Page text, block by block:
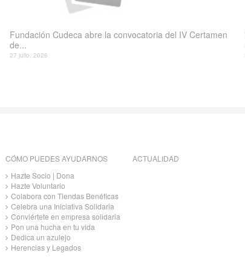
Fundación Cudeca abre la convocatoria del IV Certamen
de...
27 julio, 2026
CÓMO PUEDES AYUDARNOS
Hazte Socio | Dona
Hazte Voluntario
Colabora con Tiendas Benéficas
Celebra una Iniciativa Solidaria
Conviértete en empresa solidaria
Pon una hucha en tu vida
Dedica un azulejo
Herencias y Legados
ACTUALIDAD